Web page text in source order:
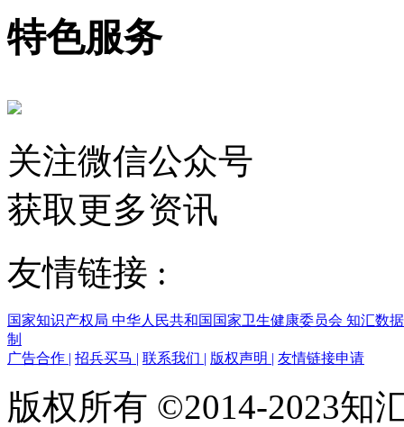
特色服务
关注微信公众号
获取更多资讯
友情链接 :
国家知识产权局 中华人民共和国国家卫生健康委员会 知汇数
制
广告合作 | 招兵买马 | 联系我们 | 版权声明 | 友情链接申请
版权所有 ©2014-2023知